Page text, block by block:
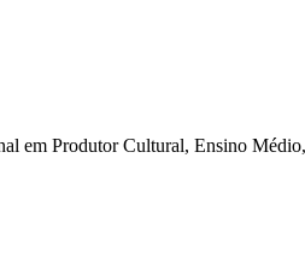
em Produtor Cultural, Ensino